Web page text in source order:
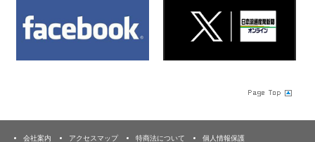
会社案内 アクセスマップ 特商法について
個人情報保護